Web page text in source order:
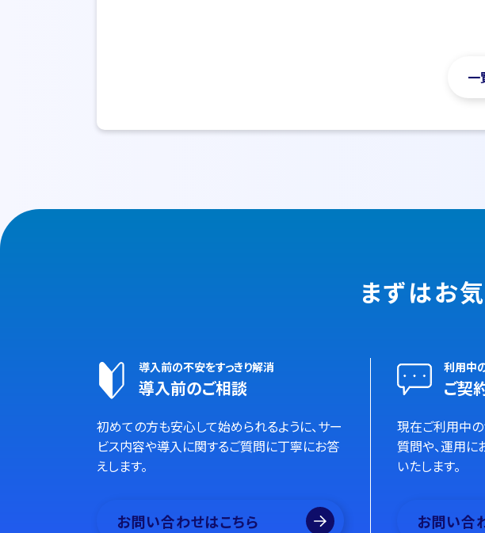
一
まずはお
導入前の不安をすっきり解消
導入前のご相談
初めての方も安心して始められるように、サー
ビス内容や導入に関するご質問に丁寧にお答
えします。
お問い合わせはこちら
利用中
ご契
現在ご利用中
質問や、運用に
いたします。
お問い合